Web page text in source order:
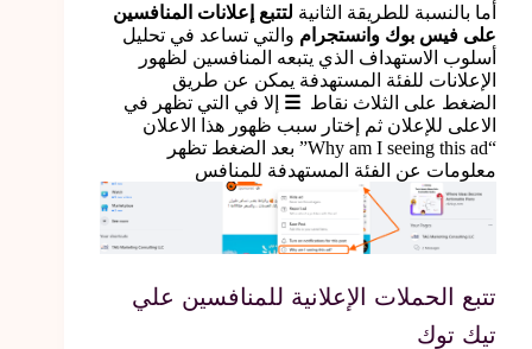
أما بالنسبة للطريقة الثانية لتتبع إعلانات المنافسين
على فيس بوك وانستجرام والتي تساعد في تحليل
أسلوب الاستهداف الذي يتبعه المنافسين لظهور
الإعلانات للفئة المستهدفة يمكن عن طريق
الضغط على الثلاث نقاط ☰ إلا في التي تظهر في
الاعلى للإعلان ثم إختار سبب ظهور هذا الاعلان
“Why am I seeing this ad” بعد الضغط تظهر
معلومات عن الفئة المستهدفة للمنافس
تتبع الحملات الإعلانية للمنافسين علي
تيك توك